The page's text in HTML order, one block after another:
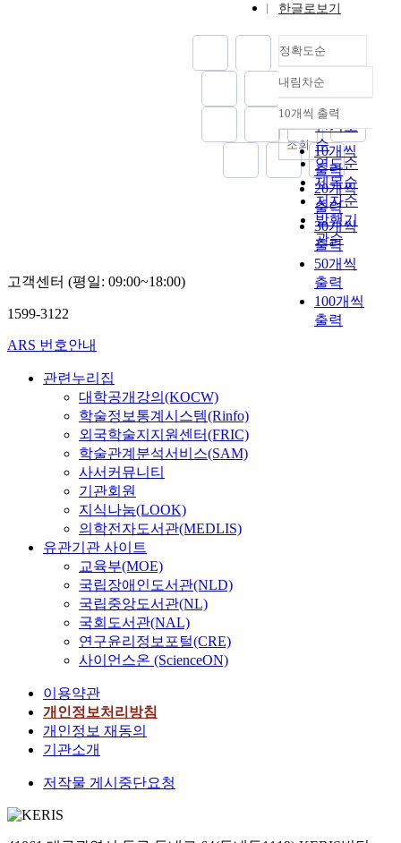
한글로보기
정확도순
정확도
순
인기도
순
연도순
제목순
저자순
발행기
관순
내림차순
내림차순
10개씩 출력
10개씩
출력
20개씩
출력
30개씩
출력
50개씩
출력
100개씩
출력
조회
고객센터 (평일: 09:00~18:00)
1599-3122
ARS 번호안내
관련누리집
대학공개강의(KOCW)
학술정보통계시스템(Rinfo)
외국학술지지원센터(FRIC)
학술관계분석서비스(SAM)
사서커뮤니티
기관회원
지식나눔(LOOK)
의학전자도서관(MEDLIS)
유관기관 사이트
교육부(MOE)
국립장애인도서관(NLD)
국립중앙도서관(NL)
국회도서관(NAL)
연구윤리정보포털(CRE)
사이언스온 (ScienceON)
이용약관
개인정보처리방침
개인정보 재동의
기관소개
저작물 게시중단요청